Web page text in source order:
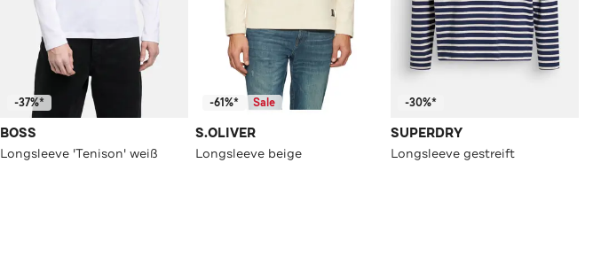
-37%*
BOSS
Longsleeve 'Tenison' weiß
-61%* Sale
S.OLIVER
Longsleeve beige
-30%*
SUPERDRY
Longsleeve gestreift